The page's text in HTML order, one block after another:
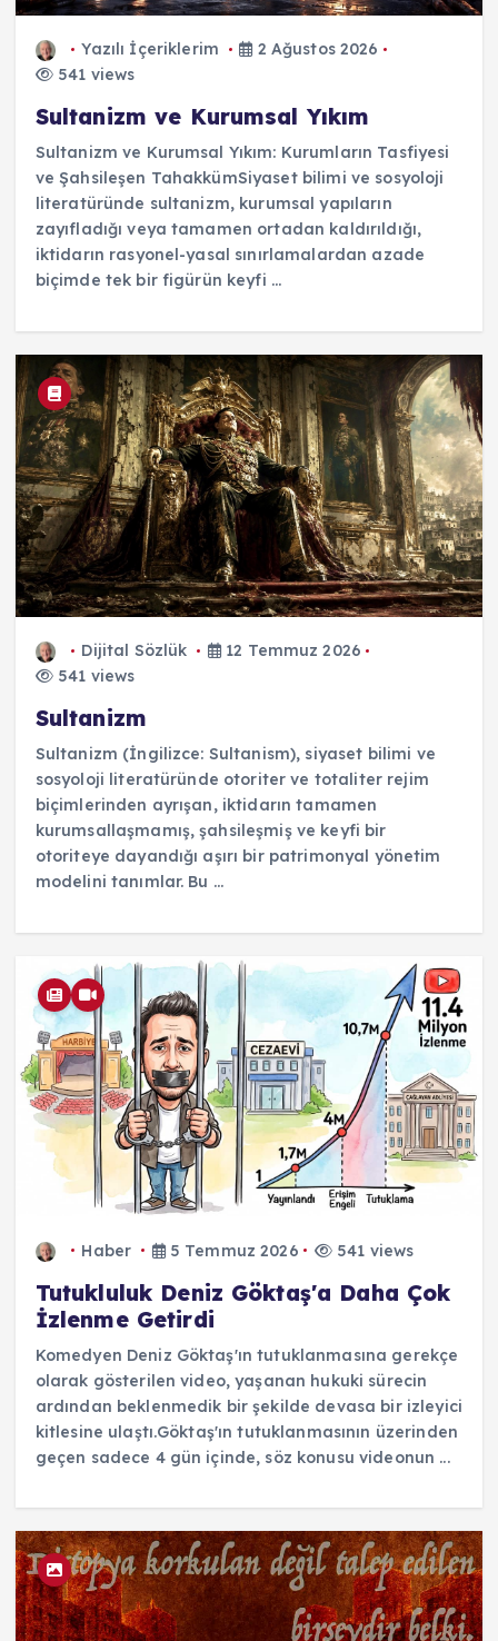
Yazılı İçeriklerim
2 Ağustos 2026
541 views
Sultanizm ve Kurumsal Yıkım
Sultanizm ve Kurumsal Yıkım: Kurumların Tasfiyesi
ve Şahsileşen TahakkümSiyaset bilimi ve sosyoloji
literatüründe sultanizm, kurumsal yapıların
zayıfladığı veya tamamen ortadan kaldırıldığı,
iktidarın rasyonel-yasal sınırlamalardan azade
biçimde tek bir figürün keyfi ...
Dijital Sözlük
12 Temmuz 2026
541 views
Sultanizm
Sultanizm (İngilizce: Sultanism), siyaset bilimi ve
sosyoloji literatüründe otoriter ve totaliter rejim
biçimlerinden ayrışan, iktidarın tamamen
kurumsallaşmamış, şahsileşmiş ve keyfi bir
otoriteye dayandığı aşırı bir patrimonyal yönetim
modelini tanımlar. Bu ...
Haber 5 Temmuz 2026 541 views
Tutukluluk Deniz Göktaş'a Daha Çok
İzlenme Getirdi
Komedyen Deniz Göktaş'ın tutuklanmasına gerekçe
olarak gösterilen video, yaşanan hukuki sürecin
ardından beklenmedik bir şekilde devasa bir izleyici
kitlesine ulaştı.Göktaş'ın tutuklanmasının üzerinden
geçen sadece 4 gün içinde, söz konusu videonun ...